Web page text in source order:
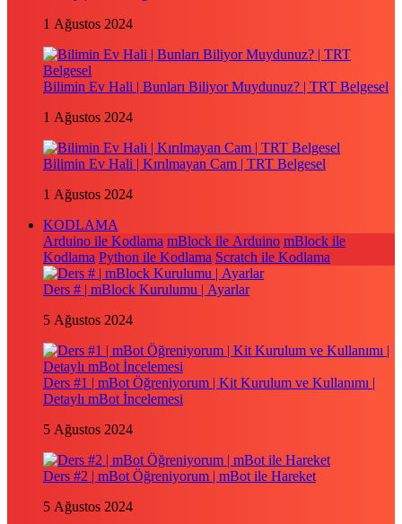
1 Ağustos 2024
Bilimin Ev Hali | Bunları Biliyor Muydunuz? | TRT Belgesel
1 Ağustos 2024
Bilimin Ev Hali | Kırılmayan Cam | TRT Belgesel
1 Ağustos 2024
KODLAMA
Arduino ile Kodlama mBlock ile Arduino mBlock ile
Kodlama Python ile Kodlama Scratch ile Kodlama
Ders # | mBlock Kurulumu | Ayarlar
5 Ağustos 2024
Ders #1 | mBot Öğreniyorum | Kit Kurulum ve Kullanımı |
Detaylı mBot İncelemesi
5 Ağustos 2024
Ders #2 | mBot Öğreniyorum | mBot ile Hareket
5 Ağustos 2024